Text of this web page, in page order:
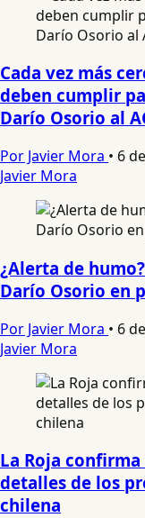
Cada vez más
deben cumplir
Darío Osorio al
Por Javier Mora • 6
Javier Mora
¿Alerta de
Darío Osorio en
Por Javier Mora • 6
Javier Mora
La Roja
detalles de los
chilena